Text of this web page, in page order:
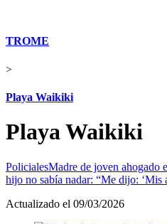
TROME
>
Playa Waikiki
Playa Waikiki
PolicialesMadre de joven ahogado
hijo no sabía nadar: “Me dijo: ‘Mis
Actualizado el 09/03/2026